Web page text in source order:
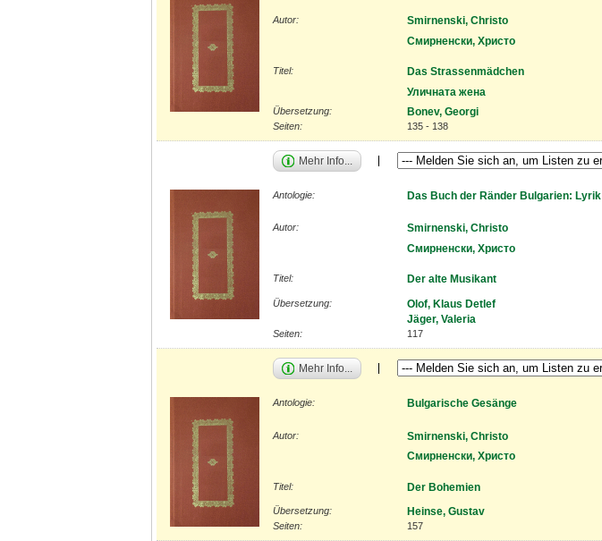
Autor:
Smirnenski, Christo
Смирненски, Христо
Titel:
Das Strassenmädchen
Уличната жена
Übersetzung: Bonev, Georgi
Seiten: 135 - 138
Mehr Info...
Antologie: Das Buch der Ränder Bulgarien: Lyrik
Autor:
Smirnenski, Christo
Смирненски, Христо
Titel: Der alte Musikant
Übersetzung:
Olof, Klaus Detlef
Jäger, Valeria
Seiten: 117
Mehr Info...
Antologie: Bulgarische Gesänge
Autor:
Smirnenski, Christo
Смирненски, Христо
Titel: Der Bohemien
Übersetzung: Heinse, Gustav
Seiten: 157